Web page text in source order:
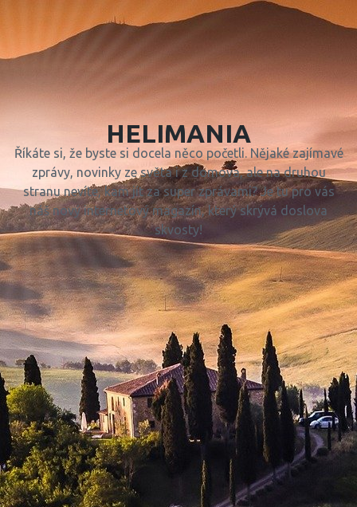
HELIMANIA
Říkáte si, že byste si docela něco početli. Nějaké zajímavé
zprávy, novinky ze světa i z domova, ale na druhou
stranu nevíte, kam jít za super zprávami? Je tu pro vás
náš nový internetový magazín, který skrývá doslova
skvosty!